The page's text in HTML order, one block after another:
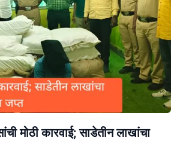
मोठी कारवाई; साडेतीन लाखांचा